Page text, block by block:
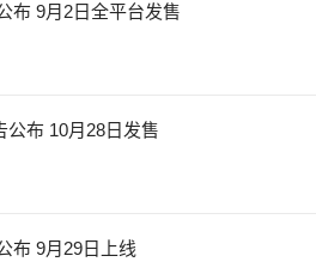
布 9月2日全平台发售
公布 10月28日发售
布 9月29日上线